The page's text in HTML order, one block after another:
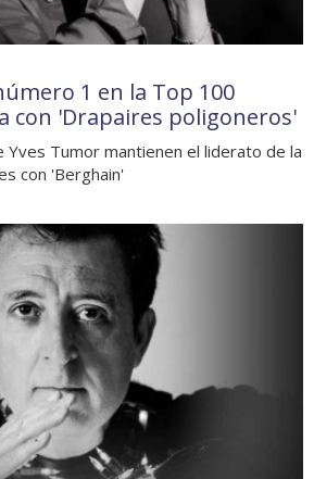
1 en la Top 100
con 'Drapaires poligoneros'
Yves Tumor mantienen el liderato de la
con 'Berghain'